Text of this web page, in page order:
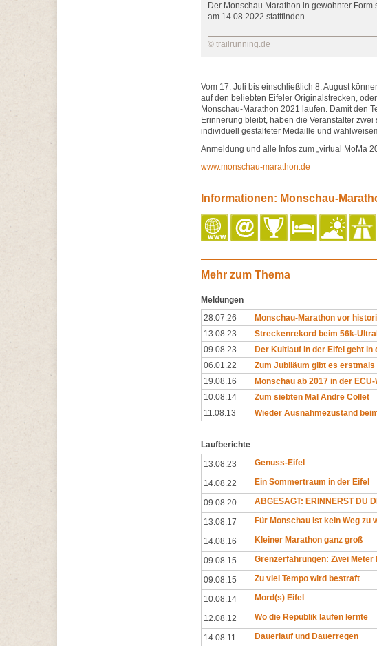
Der Monschau Marathon in gewohnter Form
am 14.08.2022 stattfinden
© trailrunning.de
Vom 17. Juli bis einschließlich 8. August
auf den beliebten Eifeler Originalstrecken,
Monschau-Marathon 2021 laufen. Damit den
Erinnerung bleibt, haben die Veranstalter
individuell gestalteter Medaille und
Anmeldung und alle Infos zum „virtual MoMa
www.monschau-marathon.de
Informationen: Monschau-
Mehr zum Thema
Meldungen
28.07.26
Monschau-Marathon vor
13.08.23
Streckenrekord beim 56k-
09.08.23
Der Kultlauf in der Eifel geht in
06.01.22
Zum Jubiläum gibt es erstmals
19.08.16
Monschau ab 2017 in der
10.08.14
Zum siebten Mal Andre Collet
11.08.13
Wieder Ausnahmezustand
Laufberichte
13.08.23
Genuss-Eifel
14.08.22
Ein Sommertraum in der Eifel
09.08.20
ABGESAGT: ERINNERST DU
13.08.17
Für Monschau ist kein Weg zu
14.08.16
Kleiner Marathon ganz groß
09.08.15
Grenzerfahrungen: Zwei Meter
09.08.15
Zu viel Tempo wird bestraft
10.08.14
Mord(s) Eifel
12.08.12
Wo die Republik laufen lernte
14.08.11
Dauerlauf und Dauerregen